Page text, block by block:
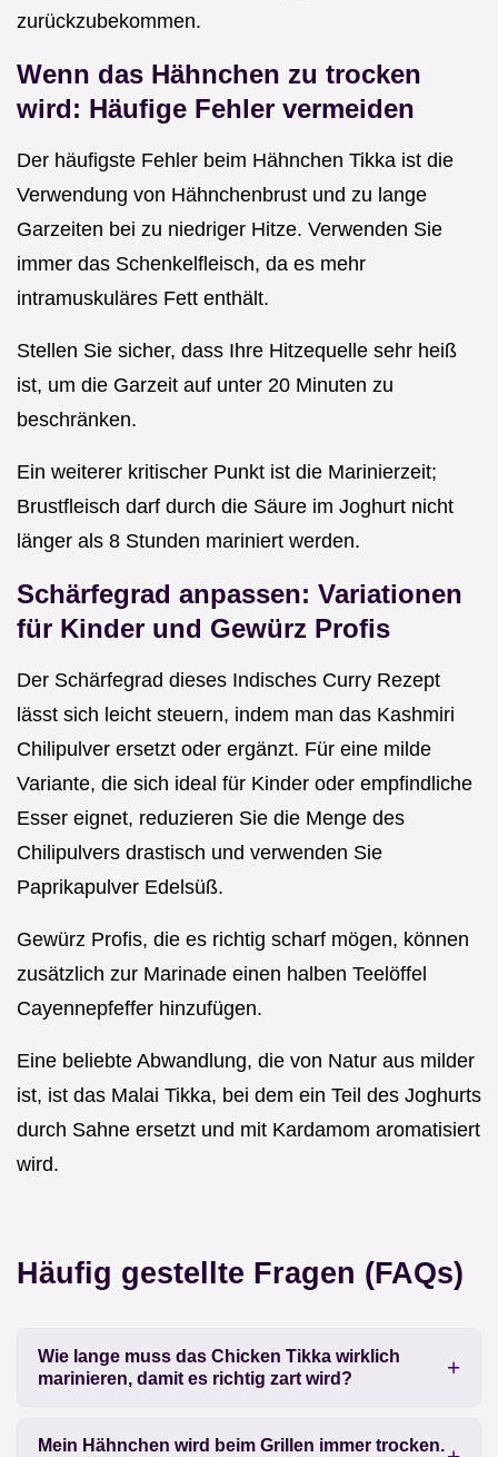
zurückzubekommen.
Wenn das Hähnchen zu trocken
wird: Häufige Fehler vermeiden
Der häufigste Fehler beim Hähnchen Tikka ist die
Verwendung von Hähnchenbrust und zu lange
Garzeiten bei zu niedriger Hitze. Verwenden Sie
immer das Schenkelfleisch, da es mehr
intramuskuläres Fett enthält.
Stellen Sie sicher, dass Ihre Hitzequelle sehr heiß
ist, um die Garzeit auf unter 20 Minuten zu
beschränken.
Ein weiterer kritischer Punkt ist die Marinierzeit;
Brustfleisch darf durch die Säure im Joghurt nicht
länger als 8 Stunden mariniert werden.
Schärfegrad anpassen: Variationen
für Kinder und Gewürz Profis
Der Schärfegrad dieses Indisches Curry Rezept
lässt sich leicht steuern, indem man das Kashmiri
Chilipulver ersetzt oder ergänzt. Für eine milde
Variante, die sich ideal für Kinder oder empfindliche
Esser eignet, reduzieren Sie die Menge des
Chilipulvers drastisch und verwenden Sie
Paprikapulver Edelsüß.
Gewürz Profis, die es richtig scharf mögen, können
zusätzlich zur Marinade einen halben Teelöffel
Cayennepfeffer hinzufügen.
Eine beliebte Abwandlung, die von Natur aus milder
ist, ist das Malai Tikka, bei dem ein Teil des Joghurts
durch Sahne ersetzt und mit Kardamom aromatisiert
wird.
Häufig gestellte Fragen (FAQs)
Wie lange muss das Chicken Tikka wirklich
marinieren, damit es richtig zart wird?
Mein Hähnchen wird beim Grillen immer trocken.